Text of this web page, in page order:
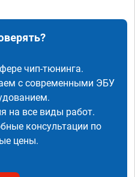
чип-тюнинга.
с современными ЭБУ
на все виды работ.
консультации по
цены.